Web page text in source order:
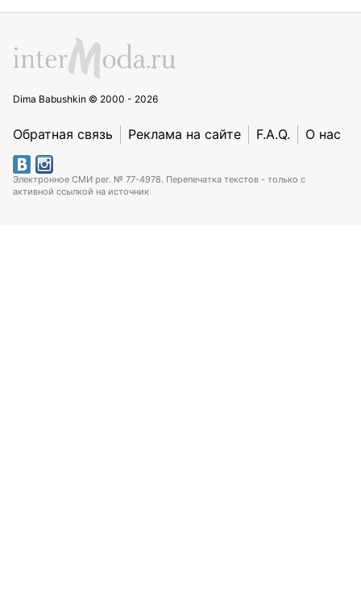
Dima Babushkin © 2000 - 2026
Обратная связь Реклама на сайте F.A.Q. О нас
Электронное СМИ рег. № 77-4978. Перепечатка текстов - только с
активной ссылкой на источник